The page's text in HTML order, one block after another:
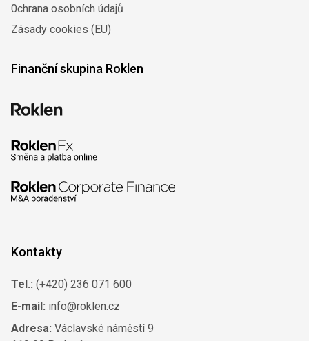
0chrana osobních údajů
Zásady cookies (EU)
Finanční skupina Roklen
Kontakty
Tel.: (+420) 236 071 600
E-mail: info@roklen.cz
Adresa: Václavské náměstí 9